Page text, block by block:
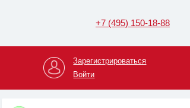
+7 (495) 150-18-88
Зарегистрироваться
Войти
Запрос клиента:Пыльник
амортизатора заднего на
Datsun on-Do
(Z8NBAA*****)